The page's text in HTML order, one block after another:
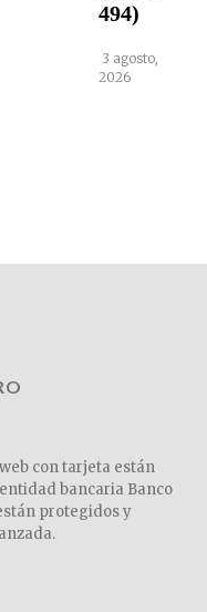
494)
3 agosto,
2026
con tarjeta están
bancaria Banco
protegidos y